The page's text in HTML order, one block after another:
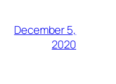
December 5,
2020